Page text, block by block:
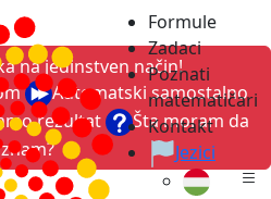
Formule
Zadaci
Poznati
matematičari
Kontakt
Jezici
na jedinstven način!
Automatski samostalno
rezultat
Šta moram da
znam?